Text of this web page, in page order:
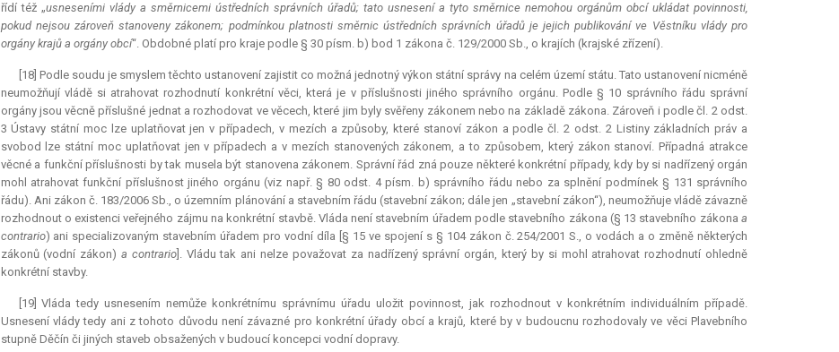
řídí též „usneseními vlády a směrnicemi ústředních správních úřadů; tato usnesení a tyto směrnice nemohou orgánům obcí ukládat povinnosti,
pokud nejsou zároveň stanoveny zákonem; podmínkou platnosti směrnic ústředních správních úřadů je jejich publikování ve Věstníku vlády pro
orgány krajů a orgány obcí“. Obdobné platí pro kraje podle § 30 písm. b) bod 1 zákona č. 129/2000 Sb., o krajích (krajské zřízení).
[18] Podle soudu je smyslem těchto ustanovení zajistit co možná jednotný výkon státní správy na celém území státu. Tato ustanovení nicméně
neumožňují vládě si atrahovat rozhodnutí konkrétní věci, která je v příslušnosti jiného správního orgánu. Podle § 10 správního řádu správní
orgány jsou věcně příslušné jednat a rozhodovat ve věcech, které jim byly svěřeny zákonem nebo na základě zákona. Zároveň i podle čl. 2 odst.
3 Ústavy státní moc lze uplatňovat jen v případech, v mezích a způsoby, které stanoví zákon a podle čl. 2 odst. 2 Listiny základních práv a
svobod lze státní moc uplatňovat jen v případech a v mezích stanovených zákonem, a to způsobem, který zákon stanoví. Případná atrakce
věcné a funkční příslušnosti by tak musela být stanovena zákonem. Správní řád zná pouze některé konkrétní případy, kdy by si nadřízený orgán
mohl atrahovat funkční příslušnost jiného orgánu (viz např. § 80 odst. 4 písm. b) správního řádu nebo za splnění podmínek § 131 správního
řádu). Ani zákon č. 183/2006 Sb., o územním plánování a stavebním řádu (stavební zákon; dále jen „stavební zákon“), neumožňuje vládě závazně
rozhodnout o existenci veřejného zájmu na konkrétní stavbě. Vláda není stavebním úřadem podle stavebního zákona (§ 13 stavebního zákona a
contrario) ani specializovaným stavebním úřadem pro vodní díla [§ 15 ve spojení s § 104 zákon č. 254/2001 S., o vodách a o změně některých
zákonů (vodní zákon) a contrario]. Vládu tak ani nelze považovat za nadřízený správní orgán, který by si mohl atrahovat rozhodnutí ohledně
konkrétní stavby.
[19] Vláda tedy usnesením nemůže konkrétnímu správnímu úřadu uložit povinnost, jak rozhodnout v konkrétním individuálním případě.
Usnesení vlády tedy ani z tohoto důvodu není závazné pro konkrétní úřady obcí a krajů, které by v budoucnu rozhodovaly ve věci Plavebního
stupně Děčín či jiných staveb obsažených v budoucí koncepci vodní dopravy.